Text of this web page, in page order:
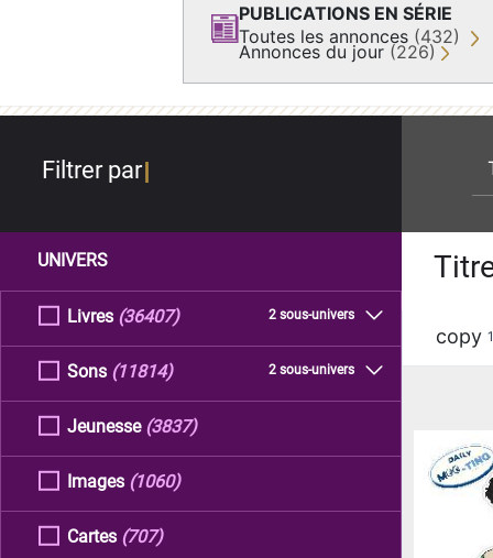
PUBLICATIONS EN SÉRIE
Toutes les annonces (432)
Annonces du jour (226)
Filtrer par
UNIVERS
Livres 2 sous-univers
(36407)
Sons 2 sous-univers
(11814)
Jeunesse (3837)
Images (1060)
Cartes (707)
copy